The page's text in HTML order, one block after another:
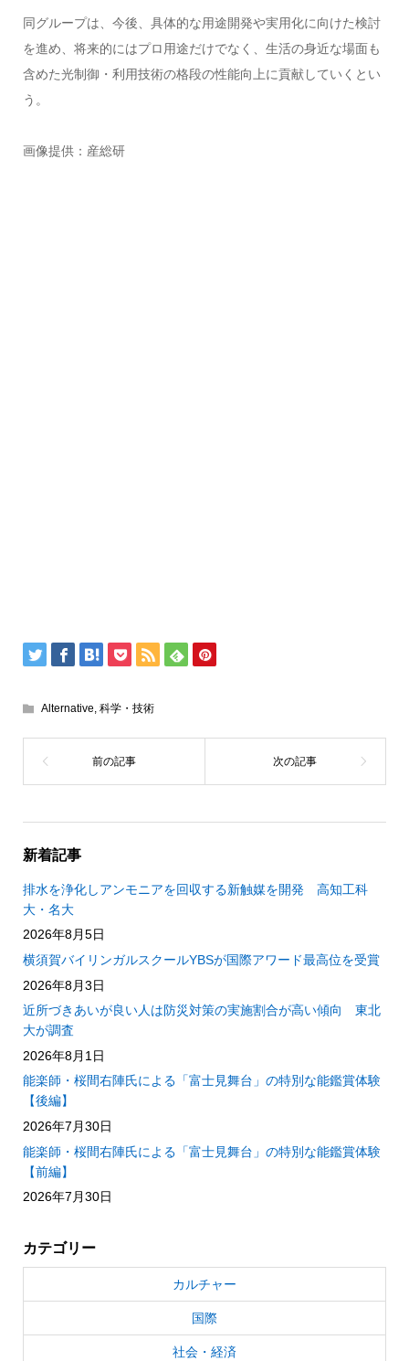
同グループは、今後、具体的な用途開発や実用化に向けた検討
を進め、将来的にはプロ用途だけでなく、生活の身近な場面も
含めた光制御・利用技術の格段の性能向上に貢献していくとい
う。
画像提供：産総研
Alternative 科学・技術
新着記事
排水を浄化しアンモニアを回収する新触媒を開発 高知工科
大・名大
2026年8月5日
横須賀バイリンガルスクールYBSが国際アワード最高位を受賞
2026年8月3日
近所づきあいが良い人は防災対策の実施割合が高い傾向 東北
大が調査
2026年8月1日
能楽師・桜間右陣氏による「富士見舞台」の特別な能鑑賞体験
【後編】
2026年7月30日
能楽師・桜間右陣氏による「富士見舞台」の特別な能鑑賞体験
【前編】
2026年7月30日
カテゴリー
カルチャー
国際
社会・経済